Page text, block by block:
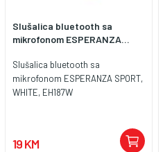
Slušalica bluetooth sa
mikrofonom ESPERANZA...
Slušalica bluetooth sa
mikrofonom ESPERANZA SPORT,
WHITE, EH187W
19 KM